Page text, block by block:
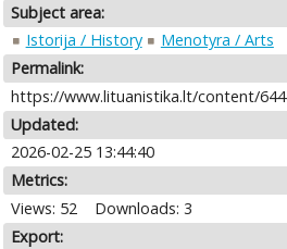
Subject area:
Istorija / History
Menotyra / Arts
Permalink:
https://www.lituanistika.lt/content/644
Updated:
2026-02-25 13:44:40
Metrics:
Views: 52
Downloads: 3
Export: